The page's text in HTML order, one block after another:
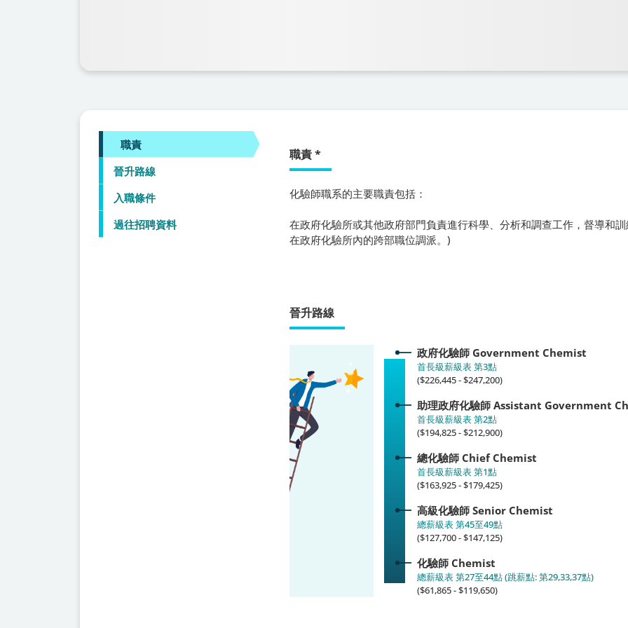
職責
晉升路線
入職條件
過往招聘資料
職責*
化驗師職系的主要職責包括：
在政府化驗所或其他政府部門負責進行科學、分析和調查工作，督導和
在政府化驗所內的跨部職位調派。)
晉升路線
政府化驗師 Government Chemist
首長級薪級表 第3點
($226,445 - $247,200)
助理政府化驗師 Assistant Government
首長級薪級表 第2點
($194,825 - $212,900)
總化驗師 Chief Chemist
首長級薪級表 第1點
($163,925 - $179,425)
高級化驗師 Senior Chemist
總薪級表 第45至49點
($127,700 - $147,125)
化驗師 Chemist
總薪級表 第27至44點 (跳薪點: 第29,33,37點)
($61,865 - $119,650)